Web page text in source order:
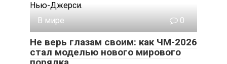
Нью-Джерси.
В мире
0
Не верь глазам своим: как ЧМ-2026
стал моделью нового мирового